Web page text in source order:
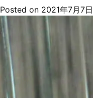
Posted on 2021年7月7日